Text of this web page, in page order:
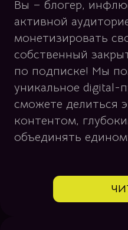
Вы – блогер,
активной
монетизировать
собственный
по подписке! Мы
уникальное digital-
сможете делиться
контентом,
объединять